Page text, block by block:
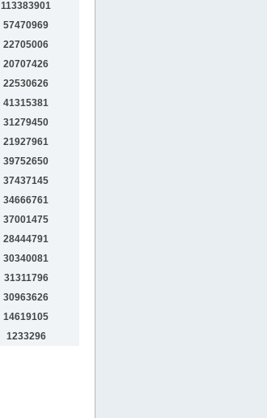
113383901
57470969
22705006
20707426
22530626
41315381
31279450
21927961
39752650
37437145
34666761
37001475
28444791
30340081
31311796
30963626
14619105
1233296